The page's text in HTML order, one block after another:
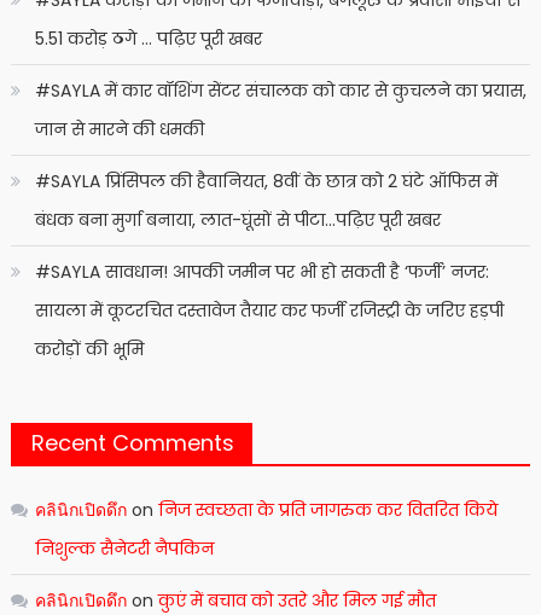
5.51 करोड़ ठगे … पढ़िए पूरी खबर
#SAYLA में कार वॉशिंग सेंटर संचालक को कार से कुचलने का प्रयास,
जान से मारने की धमकी
#SAYLA प्रिंसिपल की हैवानियत, 8वीं के छात्र को 2 घंटे ऑफिस में
बंधक बना मुर्गा बनाया, लात-घूंसों से पीटा…पढ़िए पूरी खबर
#SAYLA सावधान! आपकी जमीन पर भी हो सकती है ‘फर्जी’ नजर:
सायला में कूटरचित दस्तावेज तैयार कर फर्जी रजिस्ट्री के जरिए हड़पी
करोड़ों की भूमि
Recent Comments
คลินิกเปิดดึกon निज स्वच्छता के प्रति जागरुक कर वितरित किये
निशुल्क सैनेटरी नैपकिन
คลินิกเปิดดึกonकुएं में बचाव को उतरे और मिल गई मौत